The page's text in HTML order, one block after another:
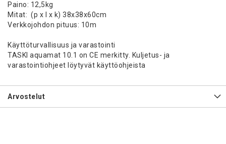
Paino: 12,5kg
Mitat: (p x l x k) 38x38x60cm
Verkkojohdon pituus: 10m
Käyttöturvallisuus ja varastointi
TASKI aquamat 10.1 on CE merkitty. Kuljetus- ja
varastointiohjeet löytyvät käyttöohjeista
Arvostelut